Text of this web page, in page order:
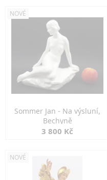
NOVÉ
Sommer Jan - Na výsluní,
Bechyně
3 800 Kč
NOVÉ